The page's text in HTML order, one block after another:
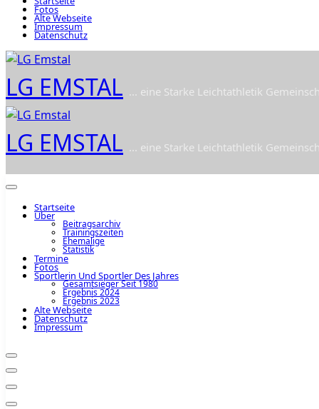
Fotos
Alte Webseite
Impressum
Datenschutz
LG EMSTAL ... eine Starke Leichtathletik
LG EMSTAL ... eine Starke Leichtathletik
Startseite
Über
Beitragsarchiv
Trainingszeiten
Ehemalige
Statistik
Termine
Fotos
Sportlerin Und Sportler Des Jahres
Gesamtsieger Seit 1980
Ergebnis 2024
Ergebnis 2023
Alte Webseite
Datenschutz
Impressum